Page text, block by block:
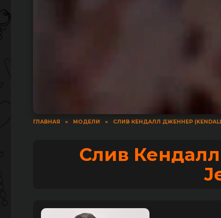
ГЛАВНАЯ » МОДЕЛИ » СЛИВ КЕНДАЛЛ ДЖЕННЕР (KENDALL
Слив